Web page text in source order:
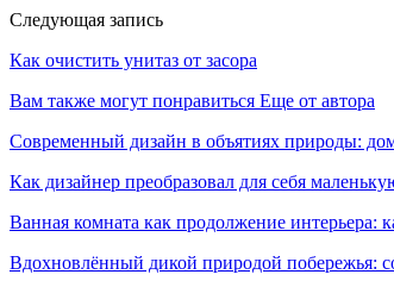
Следующая запись
Как очистить унитаз от засора
Вам также могут понравиться Еще от автора
Современный дизайн в объятиях природы:
Как дизайнер преобразовал для себя
Ванная комната как продолжение интерьера:
Вдохновлённый дикой природой побережья: